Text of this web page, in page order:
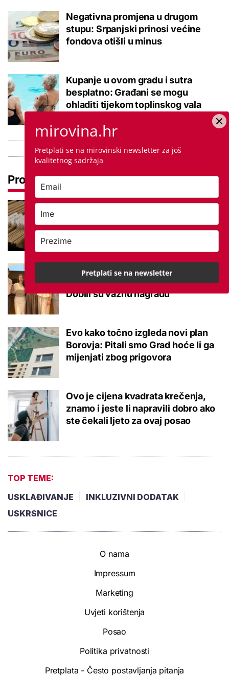
Negativna promjena u drugom
stupu: Srpanjski prinosi većine
fondova otišli u minus
Kupanje u ovom gradu i sutra
besplatno: Građani se mogu
ohladiti tijekom toplinskog vala
Pročitaj još
Promjena prakse za sve SC-ove,
potvrđeno
Studenti otkrili kako se obraćati
mladima kad je u pitanju alkohol:
Dobili su važnu nagradu
Evo kako točno izgleda novi plan
Borovja: Pitali smo Grad hoće li ga
mijenjati zbog prigovora
Ovo je cijena kvadrata krečenja,
znamo i jeste li napravili dobro ako
ste čekali ljeto za ovaj posao
TOP TEME:
USKLAĐIVANJE
INKLUZIVNI DODATAK
USKRSNICE
O nama
Impressum
Marketing
Uvjeti korištenja
Posao
Politika privatnosti
Pretplata - Često postavljanja pitanja
mirovina.hr
Pretplati se na mirovinski newsletter za još
kvalitetnog sadržaja
Pretplati se na newsletter